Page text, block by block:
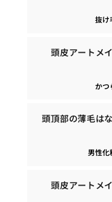
抜け
頭皮アートメ
かつ
頭頂部の薄毛は
男性化
頭皮アートメ